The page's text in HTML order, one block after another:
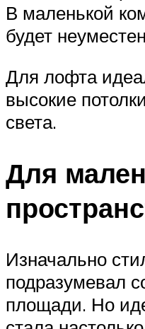
В маленькой
будет неуместен
Для лофта
высокие
света.
Для
Изначально
подразумевал
площади. Но